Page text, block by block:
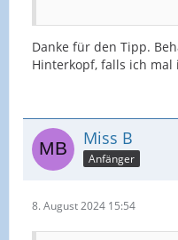
Danke für den Tipp.
Hinterkopf, falls ich mal
Miss B
Anfänger
8. August 2024 15:54